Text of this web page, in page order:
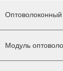
Модуль